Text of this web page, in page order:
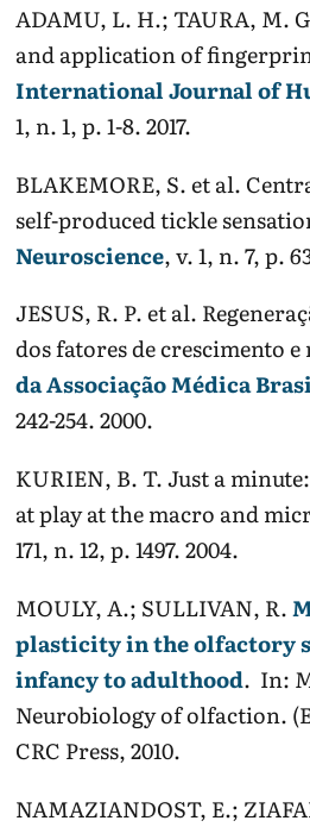
ADAMU, L. H.; TAURA, M.
and application of
International Journal of
1, n. 1, p. 1-8. 2017.
BLAKEMORE, S. et al.
self-produced tickle
Neuroscience, v. 1, n. 7, p.
JESUS, R. P. et al.
dos fatores de crescimento
da Associação Médica
242-254. 2000.
KURIEN, B. T. Just a
at play at the macro and
171, n. 12, p. 1497. 2004.
MOULY, A.; SULLIVAN, R.
plasticity in the olfactory
infancy to adulthood. In:
Neurobiology of olfaction.
CRC Press, 2010.
NAMAZIANDOST, E.;